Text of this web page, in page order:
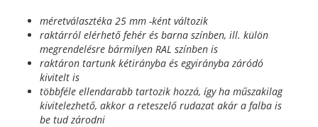
méretválasztéka 25 mm -ként változik
raktárról elérhető fehér és barna színben, ill. külön
megrendelésre bármilyen RAL színben is
raktáron tartunk kétirányba és egyirányba záródó
kivitelt is
többféle ellendarabb tartozik hozzá, így ha műszakilag
kivitelezhető, akkor a reteszelő rudazat akár a falba is
be tud zárodni